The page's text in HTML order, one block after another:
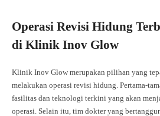
Operasi Revisi Hidung
di Klinik Inov Glow
Klinik Inov Glow merupakan pilihan yang
melakukan operasi revisi hidung. Pertama-
fasilitas dan teknologi terkini yang akan
operasi. Selain itu, tim dokter yang